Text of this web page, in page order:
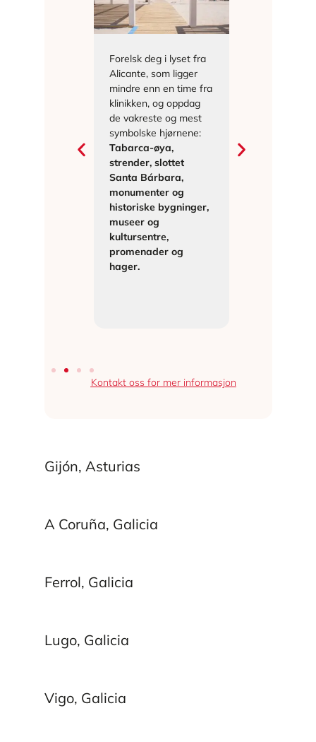
Gijón, Asturias
A Coruña, Galicia
Ferrol, Galicia
Lugo, Galicia
Vigo, Galicia
Forelsk deg i lyset fra
Alicante, som ligger
mindre enn en time fra
klinikken, og oppdag
de vakreste og mest
symbolske hjørnene:
Tabarca-øya,
strender, slottet
Santa Bárbara,
monumenter og
historiske bygninger,
museer og
kultursentre,
promenader og
hager.
Kontakt oss for mer informasjon